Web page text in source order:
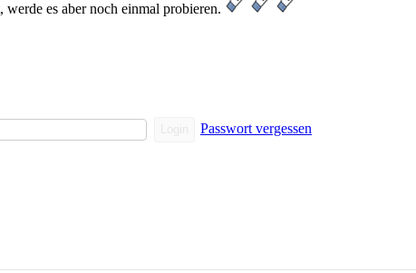
es aber noch einmal probieren.
Passwort vergessen